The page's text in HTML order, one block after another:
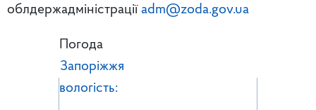
облдержадміністрації adm@zoda.gov.ua
Погода
Запоріжжя
вологість: